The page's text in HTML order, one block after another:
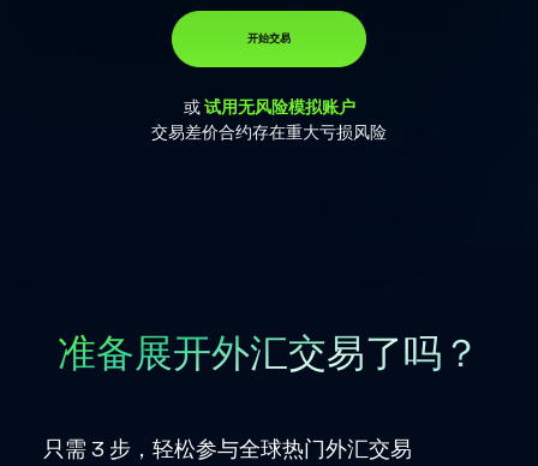
开始交易
或 试用无风险模拟账户
交易差价合约存在重大亏损风险
准备展开外汇交易了吗？
只需 3 步，轻松参与全球热门外汇交易